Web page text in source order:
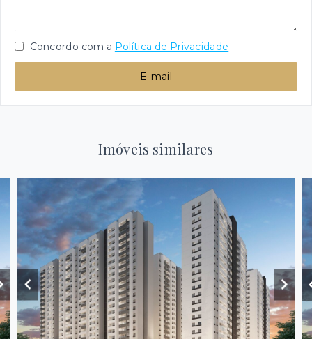
Concordo com a Política de Privacidade
E-mail
Imóveis similares